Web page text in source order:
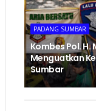
PADANG SUMBAR
Kombes Pol. H.
Menguatkan
Sumbar